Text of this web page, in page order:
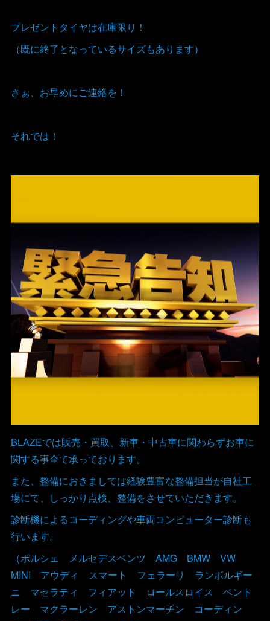
プレゼントタイヤは在庫限り！
（既に終了となっているサイズもあります）
さぁ、お早めにご連絡を！
それでは！
BLAZEでは販売・買取、新車・中古車に関わらずお車に
関する事全て承っております。
また、整備におきましては経験豊富な整備担当が自社工
場にて、しっかり点検、整備をさせていただきます。
診断機によるコーディングや車両コンピューター診断も
行います。
（ポルシェ メルセデスベンツ AMG BMW VW
MINI アウディ スマート フェラーリ ランボルギー
ニ マセラティ フィアット ロールスロイス ベント
レー マクラーレン アストンマーチン コーディン